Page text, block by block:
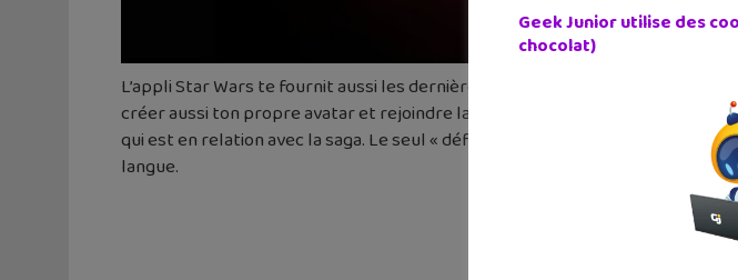
L’appli Star Wars te fournit aussi les dernières informations sur les films,
créer aussi ton propre avatar et rejoindre la communauté Star Wars. Bref,
qui est en relation avec la saga. Le seul « défaut » est que l’application est
langue.
Geek Junior utilise des
chocolat)